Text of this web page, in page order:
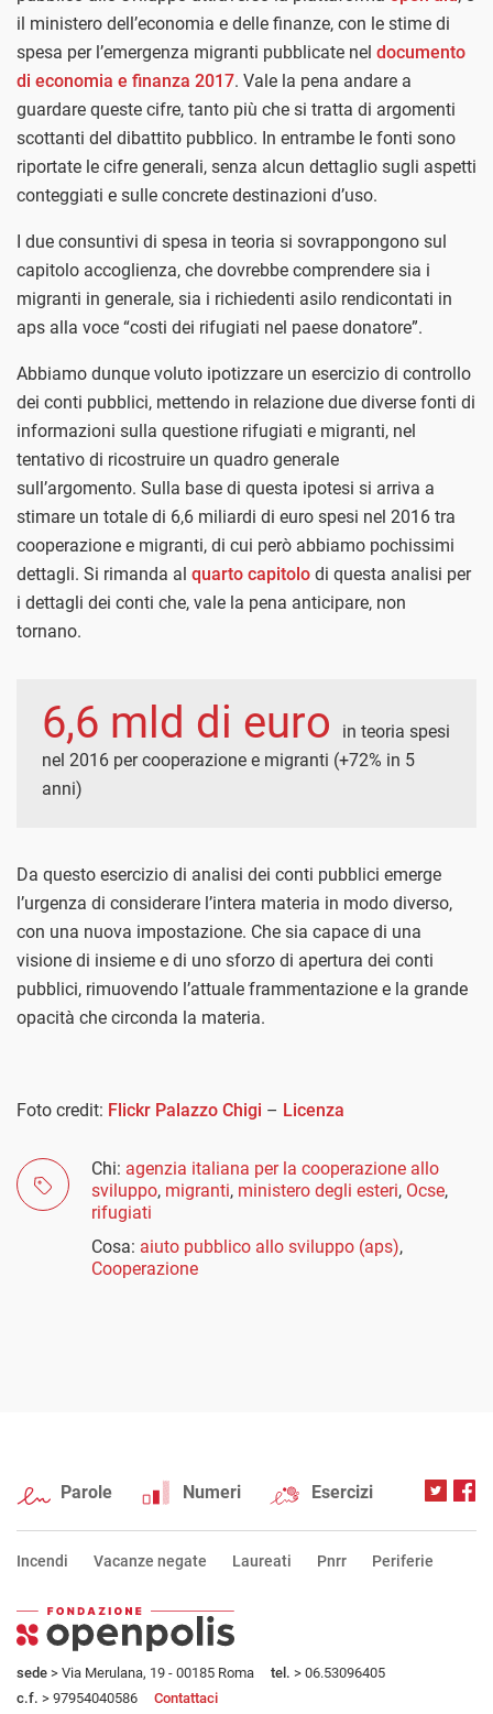
il ministero dell’economia e delle finanze, con le stime di
spesa per l’emergenza migranti pubblicate nel documento
di economia e finanza 2017. Vale la pena andare a
guardare queste cifre, tanto più che si tratta di argomenti
scottanti del dibattito pubblico. In entrambe le fonti sono
riportate le cifre generali, senza alcun dettaglio sugli aspetti
conteggiati e sulle concrete destinazioni d’uso.
I due consuntivi di spesa in teoria si sovrappongono sul
capitolo accoglienza, che dovrebbe comprendere sia i
migranti in generale, sia i richiedenti asilo rendicontati in
aps alla voce “costi dei rifugiati nel paese donatore”.
Abbiamo dunque voluto ipotizzare un esercizio di controllo
dei conti pubblici, mettendo in relazione due diverse fonti di
informazioni sulla questione rifugiati e migranti, nel
tentativo di ricostruire un quadro generale
sull’argomento. Sulla base di questa ipotesi si arriva a
stimare un totale di 6,6 miliardi di euro spesi nel 2016 tra
cooperazione e migranti, di cui però abbiamo pochissimi
dettagli. Si rimanda al quarto capitolo di questa analisi per
i dettagli dei conti che, vale la pena anticipare, non
tornano.
6,6 mld di euro
in teoria spesi
nel 2016 per cooperazione e migranti (+72% in 5
anni)
Da questo esercizio di analisi dei conti pubblici emerge
l’urgenza di considerare l’intera materia in modo diverso,
con una nuova impostazione. Che sia capace di una
visione di insieme e di uno sforzo di apertura dei conti
pubblici, rimuovendo l’attuale frammentazione e la grande
opacità che circonda la materia.
Foto credit: Flickr Palazzo Chigi – Licenza
Chi: agenzia italiana per la cooperazione allo
sviluppo, migranti, ministero degli esteri, Ocse,
rifugiati
Cosa: aiuto pubblico allo sviluppo (aps),
Cooperazione
Parole Numeri Esercizi
Incendi Vacanze negate Laureati Pnrr Periferie
sede > Via Merulana, 19 - 00185 Roma tel. > 06.53096405
c.f. > 97954040586 Contattaci